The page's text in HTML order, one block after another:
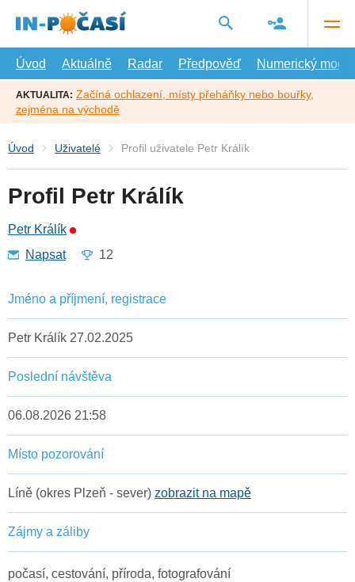
hlavní
Úvod
Aktuálně Radar Předpověď Numerický model
AKTUALITA: Začíná ochlazení, místy přeháňky nebo bouřky,
zejména na východě
Úvod Uživatelé Profil uživatele Petr Králík
Profil Petr Králík
Petr Králík
Napsat
12
Jméno a příjmení, registrace
Petr Králík 27.02.2025
Poslední návštěva
06.08.2026 21:58
Místo pozorování
Líně (okres Plzeň - sever) zobrazit na mapě
Zájmy a záliby
počasí, cestování, příroda, fotografování